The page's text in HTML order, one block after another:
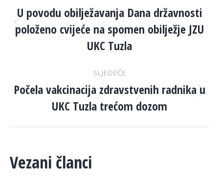
NAVIGATION
Previous
post:
U povodu obilježavanja Dana državnosti
položeno cvijeće na spomen obilježje JZU
UKC Tuzla
SLJEDEĆE
Next
post:
Počela vakcinacija zdravstvenih radnika u
UKC Tuzla trećom dozom
Vezani članci